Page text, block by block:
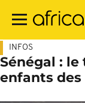
contenu
INFOS
Sénégal :
enfants